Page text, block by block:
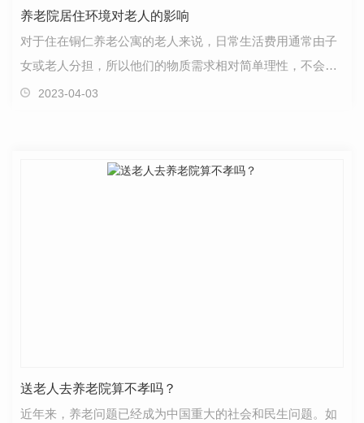
养老院居住环境对老人的影响
对于住在铜仁养老公寓的老人来说，日常生活费用通常由子
女或老人分担，所以他们的物质需求相对简单理性，不会追
求过度..。比如在饮食方面，由于老年人生理机能的不…
2023-04-03
送老人去养老院算不孝吗？
近年来，养老问题已经成为中国重大的社会和民生问题。如